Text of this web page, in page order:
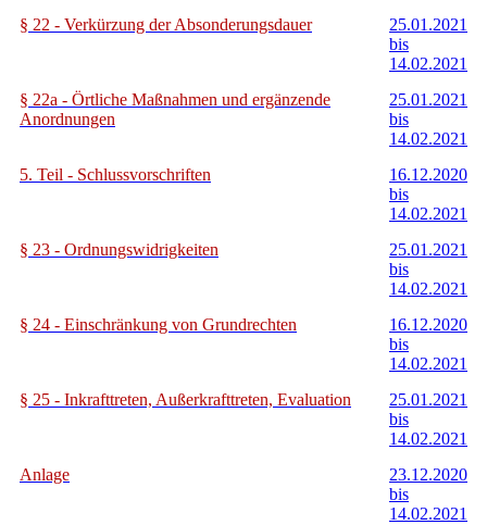
§ 22 - Verkürzung der Absonderungsdauer
25.01.2021
bis
14.02.2021
§ 22a - Örtliche Maßnahmen und ergänzende
Anordnungen
25.01.2021
bis
14.02.2021
5. Teil - Schlussvorschriften
16.12.2020
bis
14.02.2021
§ 23 - Ordnungswidrigkeiten
25.01.2021
bis
14.02.2021
§ 24 - Einschränkung von Grundrechten
16.12.2020
bis
14.02.2021
§ 25 - Inkrafttreten, Außerkrafttreten, Evaluation
25.01.2021
bis
14.02.2021
Anlage
23.12.2020
bis
14.02.2021